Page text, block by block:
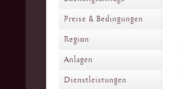
Preise & Bedingungen
Region
Anlagen
Dienstleistungen